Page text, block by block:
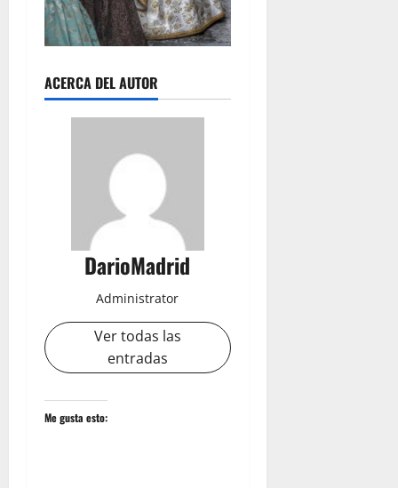
ACERCA DEL AUTOR
DarioMadrid
Administrator
Ver todas las
entradas
Me gusta esto: